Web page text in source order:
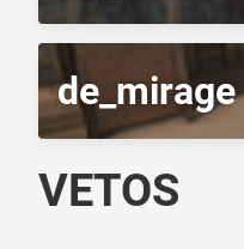
de_mirage
VETOS